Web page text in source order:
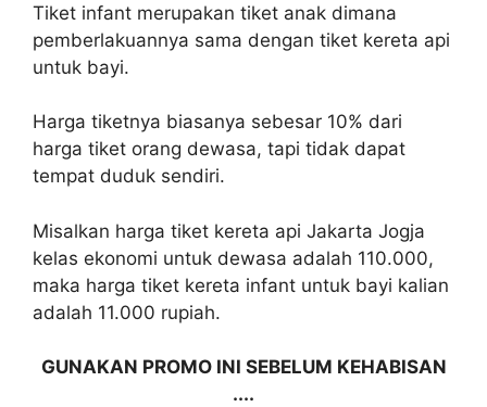
Tiket infant merupakan tiket anak dimana
pemberlakuannya sama dengan tiket kereta api
untuk bayi.
Harga tiketnya biasanya sebesar 10% dari
harga tiket orang dewasa, tapi tidak dapat
tempat duduk sendiri.
Misalkan harga tiket kereta api Jakarta Jogja
kelas ekonomi untuk dewasa adalah 110.000,
maka harga tiket kereta infant untuk bayi kalian
adalah 11.000 rupiah.
GUNAKAN PROMO INI SEBELUM KEHABISAN
....